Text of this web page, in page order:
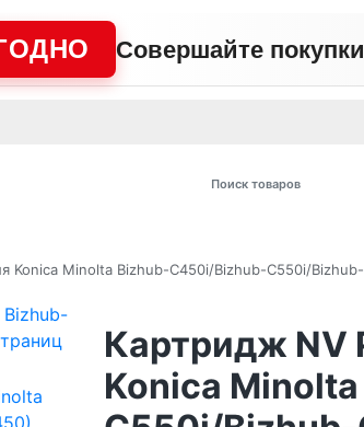
Совершайте
Konica Minolta Bizhub-C450i/Bizhub-C550i/
Картридж NV
Konica